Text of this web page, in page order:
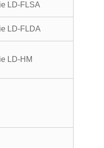
LD-FLSA
LD-FLDA
LD-HM